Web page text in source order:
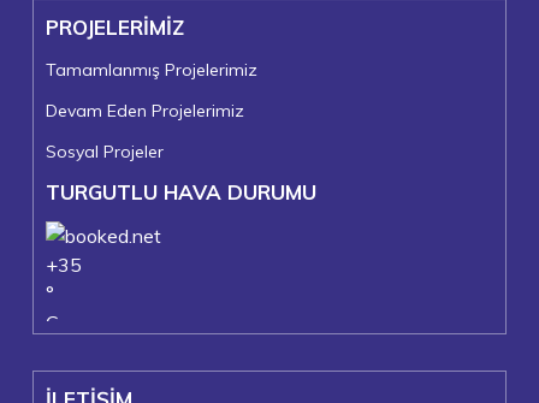
PROJELERİMİZ
Tamamlanmış Projelerimiz
Devam Eden Projelerimiz
Sosyal Projeler
TURGUTLU HAVA DURUMU
+35
°
C
+23°